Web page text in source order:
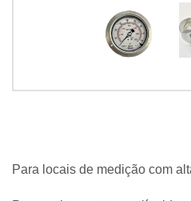
Para locais de medição com